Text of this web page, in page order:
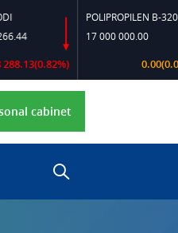
POLIPROPILEN B-320
17 000 000.00
0.00(0.00%)
cabinet